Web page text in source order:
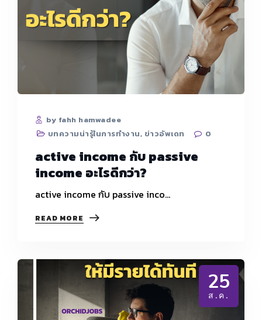
by fahh hamwadee
บทความน่ารู้ในการทำงาน, ข่าวอัพเดท 0
active income กับ passive
income อะไรดีกว่า?
active income กับ passive inco…
READ MORE ACTIVE
INCOME
อะไร
ดี
25
ส.ค.